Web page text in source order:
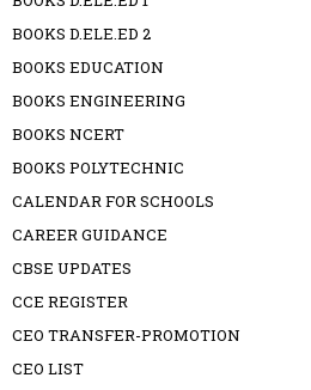
BOOKS D.ELE.ED 2
BOOKS EDUCATION
BOOKS ENGINEERING
BOOKS NCERT
BOOKS POLYTECHNIC
CALENDAR FOR SCHOOLS
CAREER GUIDANCE
CBSE UPDATES
CCE REGISTER
CEO TRANSFER-PROMOTION
CEO LIST